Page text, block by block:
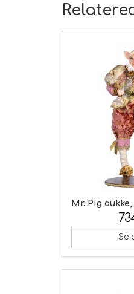
Mr. Pig
Se